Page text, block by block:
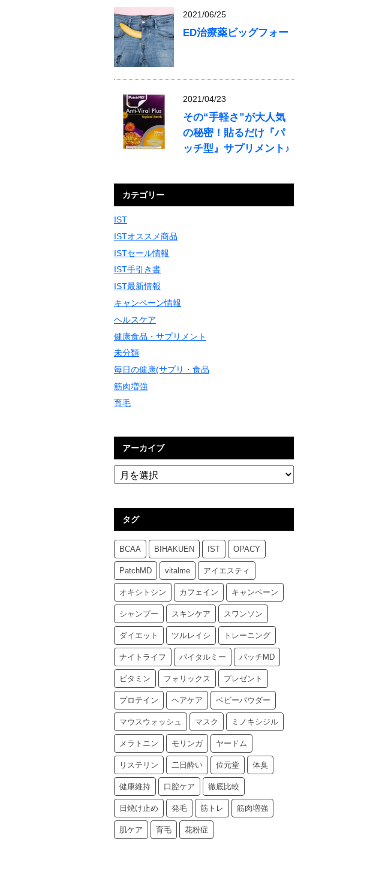
2021/06/25
ED治療薬ビッグフォー
2021/04/23
その“手軽さ”が大人気
の秘密！貼るだけ『パ
ッチ型』サプリメント♪
カテゴリー
IST
ISTオススメ商品
ISTセール情報
IST手引き書
IST最新情報
キャンペーン情報
ヘルスケア
健康食品・サプリメント
未分類
毎日の健康(サプリ・食品
筋肉増強
育毛
アーカイブ
タグ
BCAA BIHAKUEN IST OPACY
PatchMD vitalme アイエスティ
オキシトシン カフェイン キャンペーン
シャンプー スキンケア スワンソン
ダイエット ツルレイシ トレーニング
ナイトライフ バイタルミー パッチMD
ビタミン フォリックス プレゼント
プロテイン ヘアケア ベビーパウダー
マウスウォッシュ マスク ミノキシジル
メラトニン モリンガ ヤードム
リステリン 二日酔い 位元堂 体臭
健康維持 口腔ケア 徹底比較
日焼け止め 発毛 筋トレ 筋肉増強
肌ケア 育毛 花粉症